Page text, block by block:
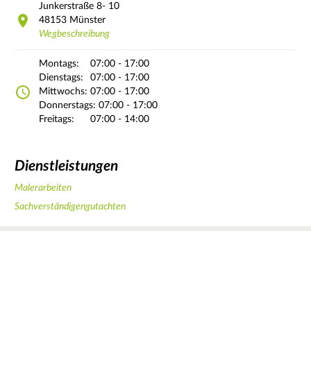
Junkerstraße 8- 10
48153 Münster
Wegbeschreibung
Montags:
07:00 - 17:00
Dienstags:
07:00 - 17:00
Mittwochs: 07:00 - 17:00
Donnerstags: 07:00 - 17:00
Freitags:
07:00 - 14:00
Dienstleistungen
Malerarbeiten
Sachverständigengutachten